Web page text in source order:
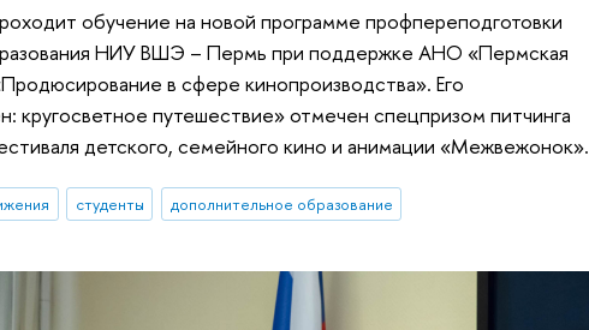
обучение на новой программе профпереподготовки
НИУ ВШЭ – Пермь при поддержке АНО «Пермская
в сфере кинопроизводства». Его
кругосветное путешествие» отмечен спецпризом питчинга
детского, семейного кино и анимации «Межвежонок».
студенты дополнительное образование